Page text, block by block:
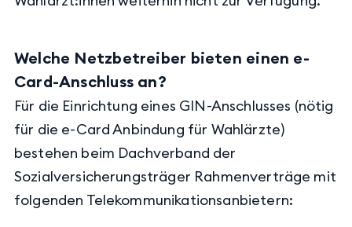
Welche Netzbetreiber bieten einen e-
Card-Anschluss an?
Für die Einrichtung eines GIN-Anschlusses (nötig
für die e-Card Anbindung für Wahlärzte)
bestehen beim Dachverband der
Sozialversicherungsträger Rahmenverträge mit
folgenden Telekommunikationsanbietern: